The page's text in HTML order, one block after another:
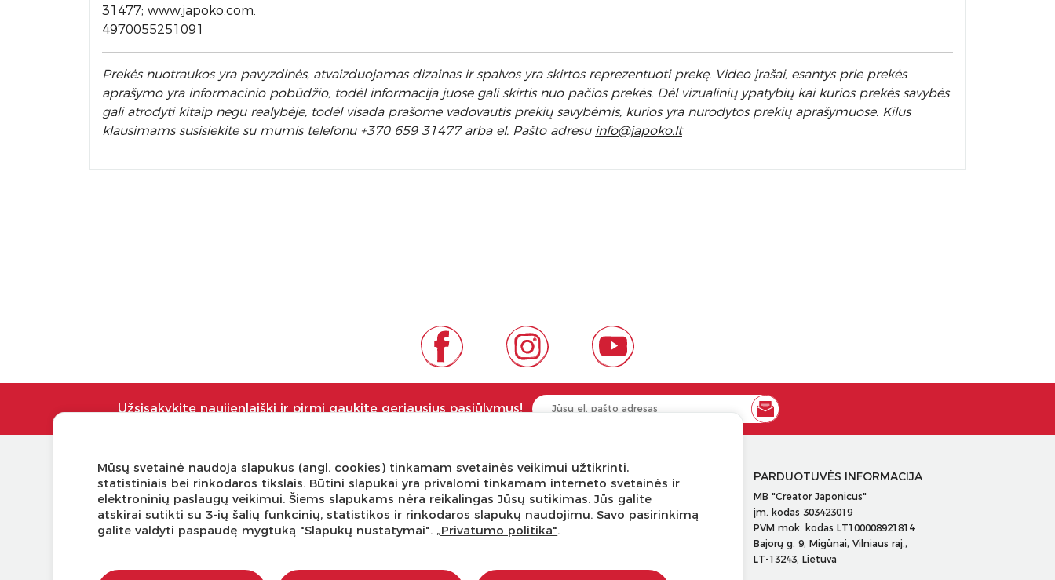
31477; www.japoko.com.
4970055251091
Prekės nuotraukos yra pavyzdinės, atvaizduojamas dizainas ir spalvos yra skirtos reprezentuoti prekę. Video įrašai, esantys prie prekės
aprašymo yra informacinio pobūdžio, todėl informacija juose gali skirtis nuo pačios prekės. Dėl vizualinių ypatybių kai kurios prekės savybės
gali atrodyti kitaip negu realybėje, todėl visada prašome vadovautis prekių savybėmis, kurios yra nurodytos prekių aprašymuose. Kilus
klausimams susisiekite su mumis telefonu +370 659 31477 arba el. Pašto adresu info@japoko.lt
Užsisakykite naujienlaiškį ir pirmi gaukite geriausius pasiūlymus!
KLIENTŲ APTARNAVIMAS
Pirkimo – pardavimo taisyklės
Pristatymas ir grąžinimas
Apmokėjimo būdai
Privatumo taisyklės
NAUDINGA ŽINOTI
Tinklaraštis
Kodomo edukacijos
Kūrybinės dirbtuvės
APIE PREKĖS ŽENKLUS
Kas yra LaQ?
BRAIN BUILDERS kūdikiams
IWAKO trintukai-dėlionės
PARDUOTUVĖS INFORMACIJA
MB "Creator Japonicus"
įm. kodas 303423019
PVM mok. kodas LT100008921814
Bajorų g. 9, Migūnai, Vilniaus raj.,
LT-13243, Lietuva
Mūsų svetainė naudoja slapukus (angl. cookies) tinkamam svetainės veikimui užtikrinti,
statistiniais bei rinkodaros tikslais. Būtini slapukai yra privalomi tinkamam interneto svetainės ir
elektroninių paslaugų veikimui. Šiems slapukams nėra reikalingas Jūsų sutikimas. Jūs galite
atskirai sutikti su 3-ių šalių funkcinių, statistikos ir rinkodaros slapukų naudojimu. Savo pasirinkimą
galite valdyti paspaudę mygtuką "Slapukų nustatymai". „Privatumo politika".